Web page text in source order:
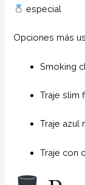
especial
Opciones más
Smoking
Traje slim
Traje azul
Traje con